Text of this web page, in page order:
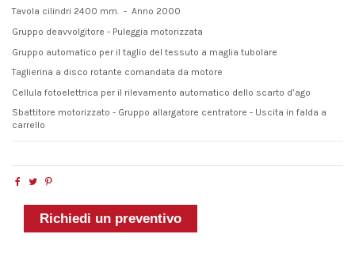
Tavola cilindri 2400 mm. - Anno 2000
Gruppo deavvolgitore - Puleggia motorizzata
Gruppo automatico per il taglio del tessuto a maglia tubolare
Taglierina a disco rotante comandata da motore
Cellula fotoelettrica per il rilevamento automatico dello scarto d’ago
Sbattitore motorizzato - Gruppo allargatore centratore - Uscita in falda a
carrello
Richiedi un preventivo